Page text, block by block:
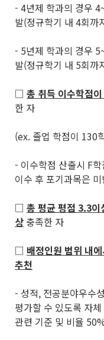
- 4년제 학과의 경우
발(정규학기 내 4회까
- 5년제 학과의 경우
발(정규학기 내 5회까
□ 총 취득 이수학점
한 자
(ex. 졸업 학점이 130
- 이수학점 산출시 F
이수 후 포기과목은 미
□ 총 평균 평점 3.3이
상 충족한 자
□ 배정인원 범위 내
추천
- 성적, 전공분야우수
평가할 수 있도록 자
관련 기준 및 비율